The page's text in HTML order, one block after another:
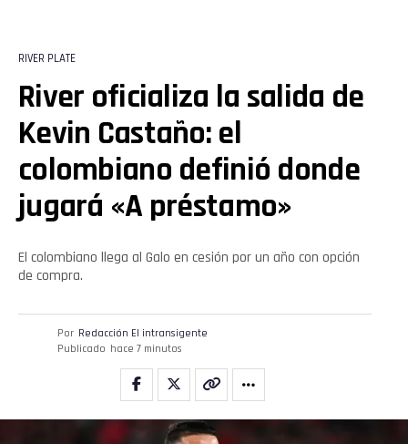
RIVER PLATE
River oficializa la salida de
Kevin Castaño: el
colombiano definió donde
jugará «A préstamo»
El colombiano llega al Galo en cesión por un año con opción
de compra.
Por Redacción El intransigente
Publicado hace 7 minutos